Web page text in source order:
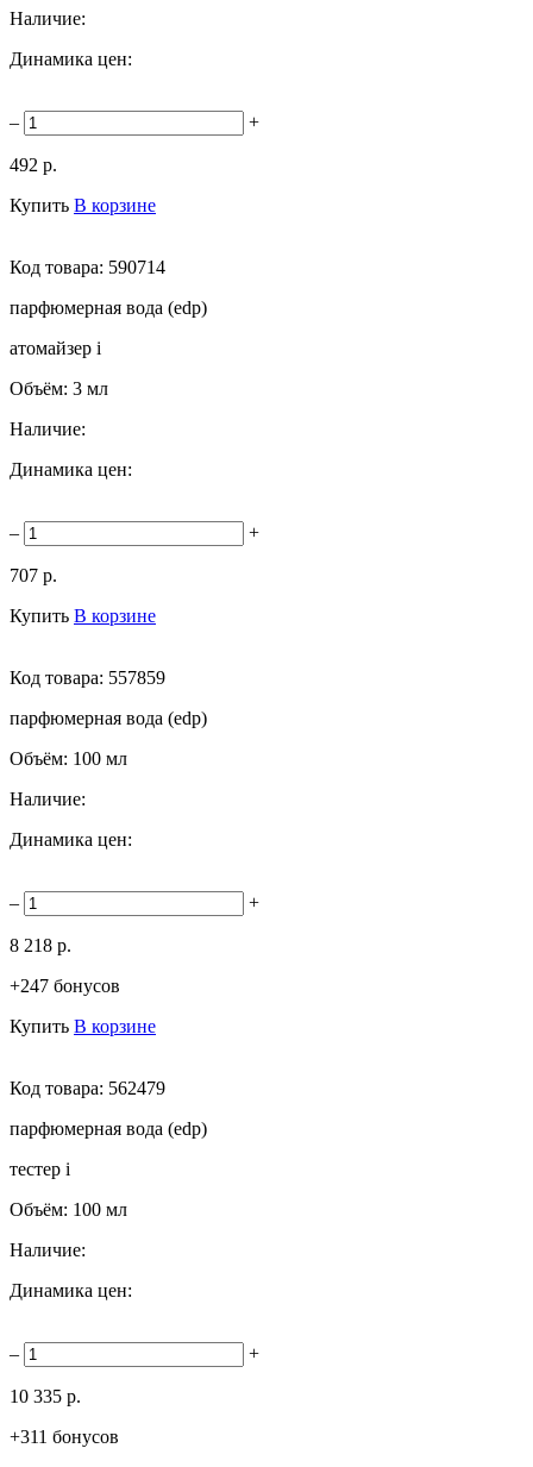
Наличие:
Динамика цен:
– +
492 р.
Купить В корзине
Код товара: 590714
парфюмерная вода (edp)
атомайзер i
Объём: 3 мл
Наличие:
Динамика цен:
– +
707 р.
Купить В корзине
Код товара: 557859
парфюмерная вода (edp)
Объём: 100 мл
Наличие:
Динамика цен:
– +
8 218 р.
+247 бонусов
Купить В корзине
Код товара: 562479
парфюмерная вода (edp)
тестер i
Объём: 100 мл
Наличие:
Динамика цен:
– +
10 335 р.
+311 бонусов